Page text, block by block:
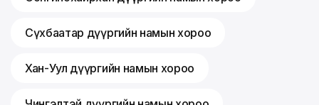
Сүхбаатар дүүргийн намын хороо
Хан-Уул дүүргийн намын хороо